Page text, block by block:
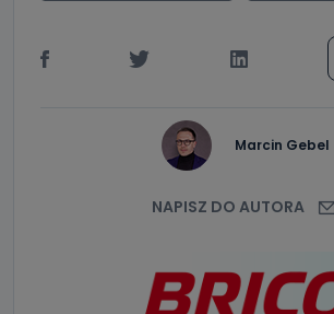
Marcin Gebel
NAPISZ DO AUTORA